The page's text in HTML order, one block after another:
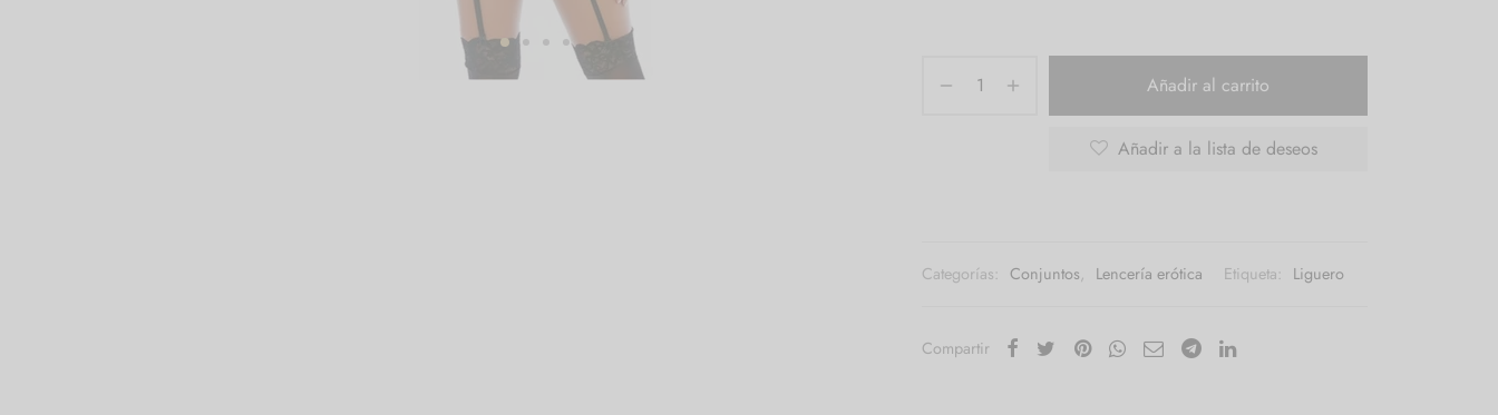
Añadir al carrito
Añadir a la lista de deseos
Categorías: Conjuntos, Lencería erótica Etiqueta: Liguero
Compartir